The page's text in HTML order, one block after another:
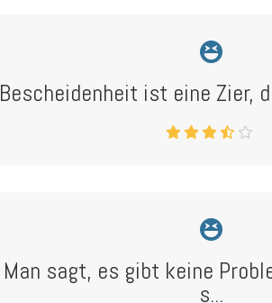
Bescheidenheit ist eine Zier,
Man sagt, es gibt keine
s...